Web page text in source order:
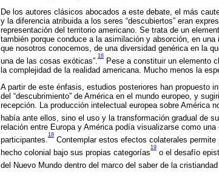
De los autores clásicos abocados a este debate, el más
y la diferencia atribuida a los seres “descubiertos” eran
representación del territorio americano. Se trata de un
también porque conduce a la asimilación y absorción, en
que nosotros conocemos, de una diversidad genérica en la
una de las cosas exóticas”.
16
Pese a constituir un elemento
la complejidad de la realidad americana. Mucho menos la
A partir de este énfasis, estudios posteriores han propuesto
del “descubrimiento” de América en el mundo europeo, y
recepción. La producción intelectual europea sobre América
había ante ellos, sino el uso y la transformación gradual de
relación entre Europa y América podía visualizarse como
participantes.
18
Contemplar estos efectos colaterales
hecho colonial bajo sus propias categorías
19
o el desafío
del Nuevo Mundo dentro del marco del saber de la